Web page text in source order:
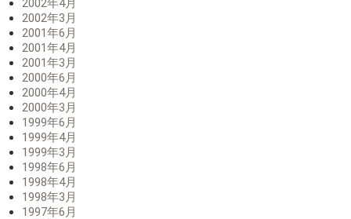
2002年4月
2002年3月
2001年6月
2001年4月
2001年3月
2000年6月
2000年4月
2000年3月
1999年6月
1999年4月
1999年3月
1998年6月
1998年4月
1998年3月
1997年6月